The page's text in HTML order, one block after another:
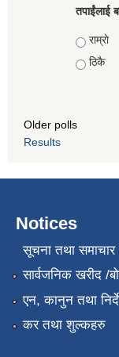
तपाईंलाई
Choices
राम्राे
ठिकै
Older polls
Results
Notices
सूचना तथा समाचार
सार्वजनिक खरीद /
एन, कानुन तथा
कर तथा शुल्कहरु